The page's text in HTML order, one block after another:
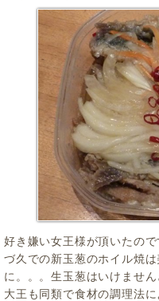
好き嫌い女王様が頂いたの
づ久での新玉葱のホイル焼
に。。。生玉葱はいけません
大王も同類で食材の調理法